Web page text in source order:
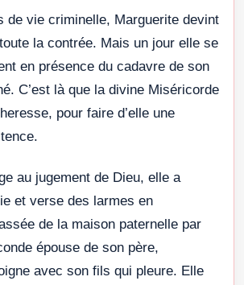
de vie criminelle, Marguerite devint
la contrée. Mais un jour elle se
en présence du cadavre de son
C’est là que la divine Miséricorde
pour faire d’elle une
au jugement de Dieu, elle a
et verse des larmes en
de la maison paternelle par
épouse de son père,
avec son fils qui pleure. Elle